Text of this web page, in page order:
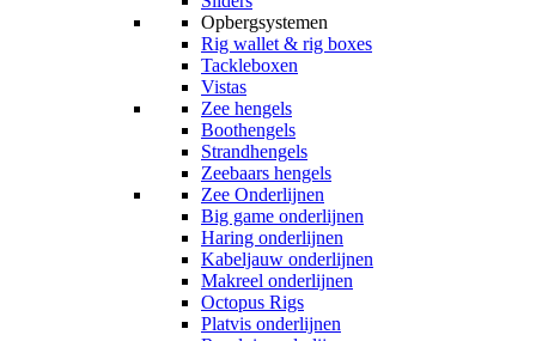
Opbergsystemen
Rig wallet & rig boxes
Tackleboxen
Vistas
Zee hengels
Boothengels
Strandhengels
Zeebaars hengels
Zee Onderlijnen
Big game onderlijnen
Haring onderlijnen
Kabeljauw onderlijnen
Makreel onderlijnen
Octopus Rigs
Platvis onderlijnen